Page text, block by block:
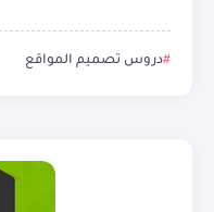
دروس تصميم المواقع